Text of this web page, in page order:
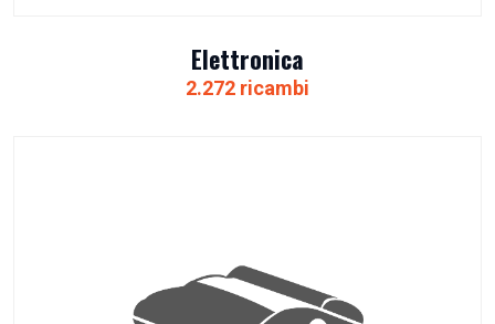
Elettronica
2.272 ricambi